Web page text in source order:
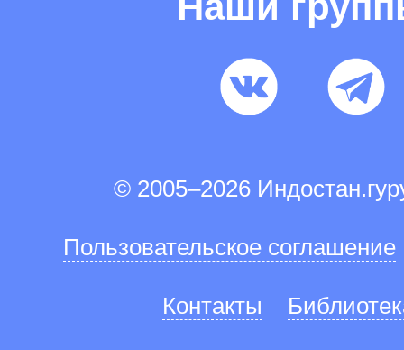
© 2005–2026
Пользовательское соглашение
Контакты